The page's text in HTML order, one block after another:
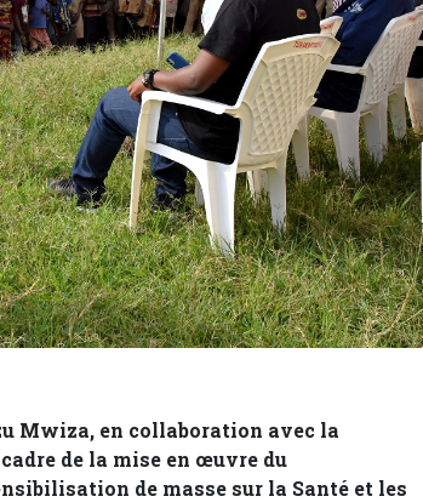
Mwiza, en collaboration avec la
de la mise en œuvre du
de masse sur la Santé et les